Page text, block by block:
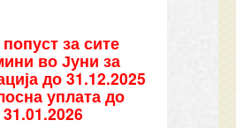
за сите
во Јуни за
до 31.12.2025
уплата до
31.01.2026